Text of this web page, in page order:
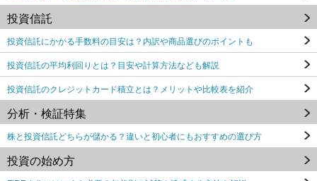
投資信託
投資信託にかかる手数料の目安は？内訳や商品選びのポイントも
投資信託の平均利回りとは？目安や計算方法なども解説
投資信託のクレジットカード積立とは？メリットや比較表を紹介
分析・検証特集
株と投資信託どちらが儲かる？違いと初心者にもおすすめの選び方
投資の始め方